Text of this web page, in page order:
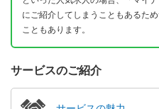
にご紹介してしまうこともあるた
こともあります。
サービスのご紹介